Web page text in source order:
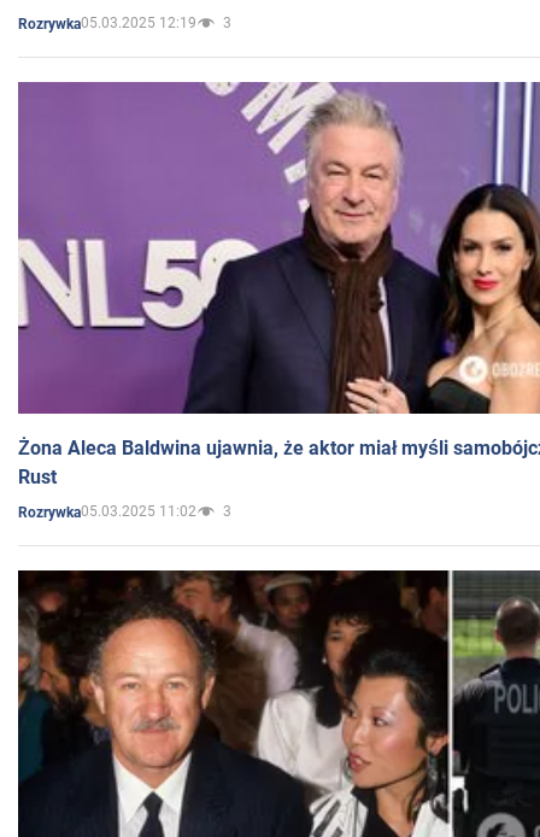
Rozrywka05.03.2025 12:19 3
Żona Aleca Baldwina ujawnia, że aktor miał myśli
Rust
Rozrywka05.03.2025 11:02 3